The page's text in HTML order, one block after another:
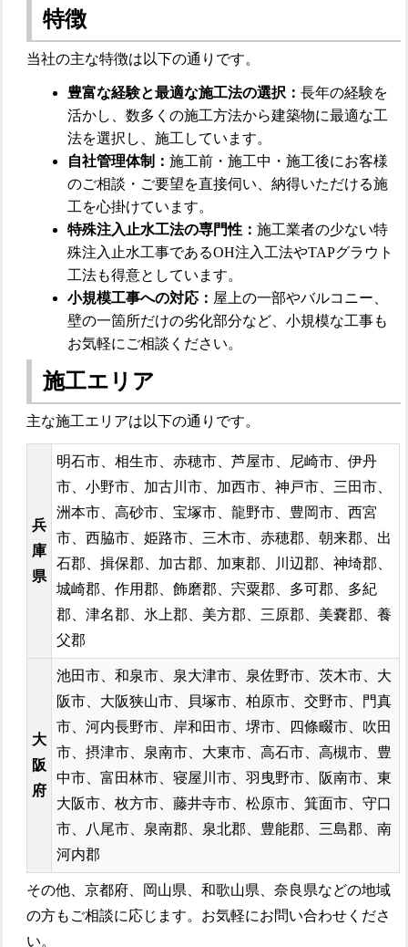
特徴
当社の主な特徴は以下の通りです。
豊富な経験と最適な施工法の選択：長年の経験を
活かし、数多くの施工方法から建築物に最適な工
法を選択し、施工しています。
自社管理体制：施工前・施工中・施工後にお客様
のご相談・ご要望を直接伺い、納得いただける施
工を心掛けています。
特殊注入止水工法の専門性：施工業者の少ない特
殊注入止水工事であるOH注入工法やTAPグラウト
工法も得意としています。
小規模工事への対応： 屋上の一部やバルコニー、
壁の一箇所だけの劣化部分など、小規模な工事も
お気軽にご相談ください。
施工エリア
主な施工エリアは以下の通りです。
兵
庫
県
明石市、相生市、赤穂市、芦屋市、尼崎市、伊丹
市、小野市、加古川市、加西市、神戸市、三田市、
洲本市、高砂市、宝塚市、龍野市、豊岡市、西宮
市、西脇市、姫路市、三木市、赤穂郡、朝来郡、出
石郡、揖保郡、加古郡、加東郡、川辺郡、神埼郡、
城崎郡、作用郡、飾磨郡、宍粟郡、多可郡、多紀
郡、津名郡、氷上郡、美方郡、三原郡、美嚢郡、養
父郡
大
阪
府
池田市、和泉市、泉大津市、泉佐野市、茨木市、大
阪市、大阪狭山市、貝塚市、柏原市、交野市、門真
市、河内長野市、岸和田市、堺市、四條畷市、吹田
市、摂津市、泉南市、大東市、高石市、高槻市、豊
中市、富田林市、寝屋川市、羽曳野市、阪南市、東
大阪市、枚方市、藤井寺市、松原市、箕面市、守口
市、八尾市、泉南郡、泉北郡、豊能郡、三島郡、南
河内郡
その他、京都府、岡山県、和歌山県、奈良県などの地域
の方もご相談に応じます。お気軽にお問い合わせくださ
い。